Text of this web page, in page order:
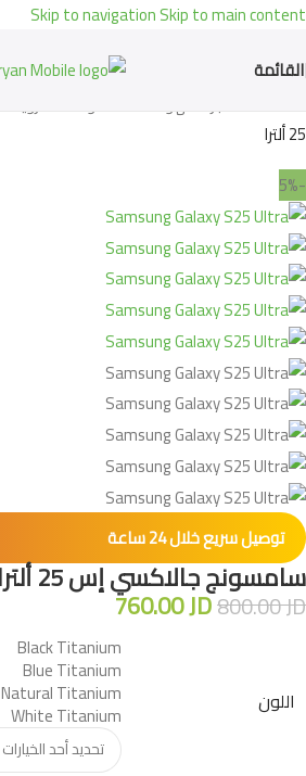
Skip to navigationSkip to main content
القائمة
المتجر» الهواتف المحمولة اندرويد
25 ألترا
-5%
توصيل سريع خلال 24 ساعة
سامسونج جالاكسي إس 25 ألترا
800.00JD
760.00JD
اللون
Black Titanium
Blue Titanium
Natural Titanium
White Titanium